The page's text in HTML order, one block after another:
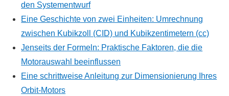
den Systementwurf
Eine Geschichte von zwei Einheiten: Umrechnung
zwischen Kubikzoll (CID) und Kubikzentimetern (cc)
Jenseits der Formeln: Praktische Faktoren, die die
Motorauswahl beeinflussen
Eine schrittweise Anleitung zur Dimensionierung Ihres
Orbit-Motors